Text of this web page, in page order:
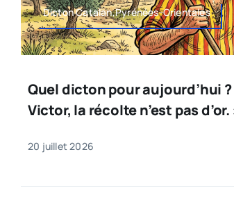
Dicton Catalan,Pyrénées-Orientales
Quel dicton pour aujourd’hui
Victor, la récolte n’est pas d’or.
20 juillet 2026